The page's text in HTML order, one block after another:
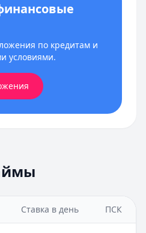
по кредитам и
условиями.
Ставка в день ПСК